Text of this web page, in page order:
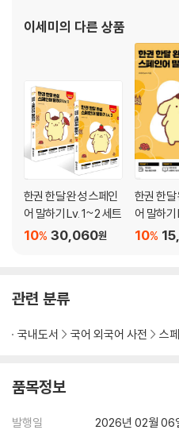
Capitulo 11 Es gratis, ¿no? 무료이
Capitulo 12 Hablo un poco de
Capitulo 13 Trabajo en un
Capitulo 14 No como cilantro. 저
Capitulo 15 Creo que si. 그런 것
Capitulo 16 ¿Compartimos? 쉐
Capitulo 17 Pues, si. 맞아.
Capitulo 18 Aprender espanol
은 재미있어요.
Capitulo 19 No se. 글쎄.
Capitulo 20 ¿Me conoces? 너 나
Capitulo 21 Te veo manana. 내
Capitulo 24 ¡Vamos! 가자!
Capitulo 25 Voy a salir. 전 나갈 거
Capitulo 26 La cuenta, por favor.
Capitulo 29 ¿Para comer aqui o
Capitulo 30 ¿A donde vas? 너 어
이세미 의 다른 상품
한권 한달 완성 스페인
어 말하기 Lv. 1~2 세트
30,060원
10%
한권 한달
어 말하기
10%
관련 분류
국내도서 국어 외국어 사전 스
품목정보
발행일 2026년 02월 06